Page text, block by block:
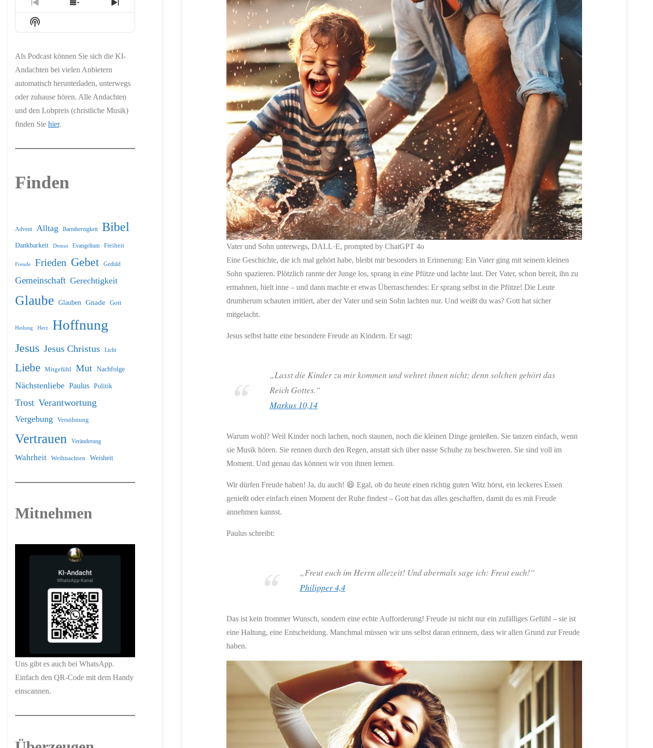
Vater und Sohn unterwegs, DALL·E, prompted by ChatGPT 4o
Eine Geschichte, die ich mal gehört habe, bleibt mir besonders in Erinnerung: Ein Vater ging mit seinem kleinen
Sohn spazieren. Plötzlich rannte der Junge los, sprang in eine Pfütze und lachte laut. Der Vater, schon bereit, ihn zu
ermahnen, hielt inne – und dann machte er etwas Überraschendes: Er sprang selbst in die Pfütze! Die Leute
drumherum schauten irritiert, aber der Vater und sein Sohn lachten nur. Und weißt du was? Gott hat sicher
mitgelacht.
Jesus selbst hatte eine besondere Freude an Kindern. Er sagt:
„Lasst die Kinder zu mir kommen und wehret ihnen nicht; denn solchen gehört das
Reich Gottes.“
Markus 10,14
Warum wohl? Weil Kinder noch lachen, noch staunen, noch die kleinen Dinge genießen. Sie tanzen einfach, wenn
sie Musik hören. Sie rennen durch den Regen, anstatt sich über nasse Schuhe zu beschweren. Sie sind voll im
Moment. Und genau das können wir von ihnen lernen.
Wir dürfen Freude haben! Ja, du auch! 😄 Egal, ob du heute einen richtig guten Witz hörst, ein leckeres Essen
genießt oder einfach einen Moment der Ruhe findest – Gott hat das alles geschaffen, damit du es mit Freude
annehmen kannst.
Paulus schreibt:
„Freut euch im Herrn allezeit! Und abermals sage ich: Freut euch!“
Philipper 4,4
Das ist kein frommer Wunsch, sondern eine echte Aufforderung! Freude ist nicht nur ein zufälliges Gefühl – sie ist
eine Haltung, eine Entscheidung. Manchmal müssen wir uns selbst daran erinnern, dass wir allen Grund zur Freude
haben.
Previous
Episode
Show
Episodes
Next
Episode
Show
Podcast
Als Podcast können Sie sich die KI-
Andachten bei vielen Anbietern
automatisch herunterladen, unterwegs
oder zuhause hören. Alle Andachten
und den Lobpreis (christliche Musik)
finden Sie hier.
Finden
Advent Alltag Barmherzigkeit Bibel
Dankbarkeit Demut Evangelium Freiheit
Freude Frieden Gebet Geduld
Gemeinschaft Gerechtigkeit
Glaube Glauben Gnade Gott
Heilung Herz Hoffnung
Jesus Jesus Christus Licht
Liebe Mitgefühl Mut Nachfolge
Nächstenliebe Paulus Politik
Trost Verantwortung
Vergebung Versöhnung
Vertrauen Veränderung
Wahrheit Weihnachten Weisheit
Mitnehmen
Uns gibt es auch bei WhatsApp.
Einfach den QR-Code mit dem Handy
einscannen.